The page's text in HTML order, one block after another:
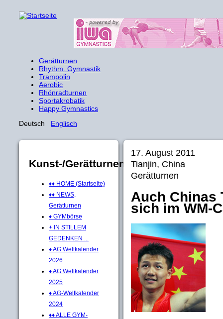
Gerätturnen
Rhythm. Gymnastik
Trampolin
Aerobic
Rhönradturnen
Sportakrobatik
Happy Gymnastics
Deutsch Englisch
Kunst-/Gerätturnen
♦♦ HOME (Startseite)
♦♦ NEWS,
Gerätturnen
♦ GYMbörse
+ IN STILLEM
GEDENKEN ...
♦ AG Weltkalender
2026
♦ AG Weltkalender
2025
♦ AG-Weltkalender
2024
♦♦ ALLE GYM-
17. August 2011
Tianjin, China
Gerätturnen
Auch Chinas
sich im WM-